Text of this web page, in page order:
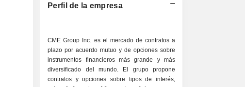
Perfil de la empresa
CME Group Inc. es el mercado de contratos a
plazo por acuerdo mutuo y de opciones sobre
instrumentos financieros más grande y más
diversificado del mundo. El grupo propone
contratos y opciones sobre tipos de interés,